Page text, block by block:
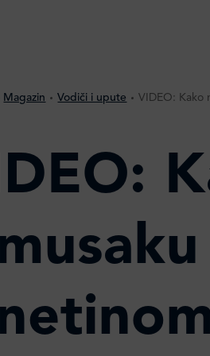
Magazin Vodiči i upute VIDEO: Kako